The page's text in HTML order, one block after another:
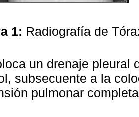
1: Radiografía de
un drenaje pleural
subsecuente a la
pulmonar